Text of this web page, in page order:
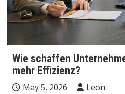
Wie schaffen
mehr Effizienz?
May 5, 2026
Leon